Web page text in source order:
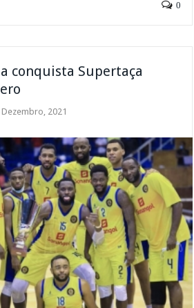
0
conquista Supertaça
Dezembro, 2021